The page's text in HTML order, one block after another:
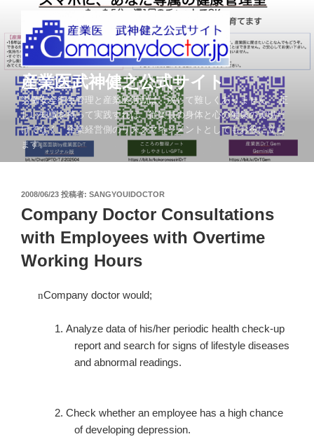
テ
ン
プ
産業医武神健之公式サイト
労働安全衛生管理と産業医活動は、決して難しくありません。 正
しい知識を持って実践すれば、従業員の身体と心の健康の実現だ
けでなく、企業経営側のリスクマネジメントとしてもお役に立ち
ます。
投
稿
日:
2008/06/23 投稿者: SANGYOUIDOCTOR
Company Doctor Consultations
with Employees with Overtime
Working Hours
nCompany doctor would;
1. Analyze data of his/her periodic health check-up
report and search for signs of lifestyle diseases
and abnormal readings.
2. Check whether an employee has a high chance
of developing depression.